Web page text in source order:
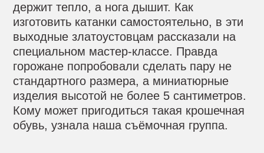
держит тепло, а нога дышит. Как
изготовить катанки самостоятельно, в эти
выходные златоустовцам рассказали на
специальном мастер-классе. Правда
горожане попробовали сделать пару не
стандартного размера, а миниатюрные
изделия высотой не более 5 сантиметров.
Кому может пригодиться такая крошечная
обувь, узнала наша съёмочная группа.